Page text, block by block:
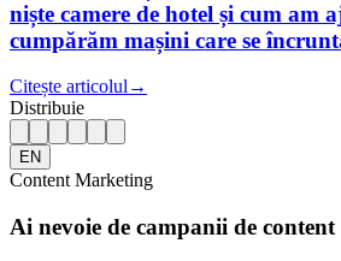
niște camere de hotel și cum am
cumpărăm mașini care se
Citește articolul →
Distribuie
EN
Content Marketing
Ai nevoie de campanii de